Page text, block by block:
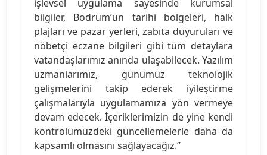
işlevsel uygulama sayesinde kurumsal
bilgiler, Bodrum’un tarihi bölgeleri, halk
plajları ve pazar yerleri, zabıta duyuruları ve
nöbetçi eczane bilgileri gibi tüm detaylara
vatandaşlarımız anında ulaşabilecek. Yazılım
uzmanlarımız, günümüz teknolojik
gelişmelerini takip ederek iyileştirme
çalışmalarıyla uygulamamıza yön vermeye
devam edecek. İçeriklerimizin de yine kendi
kontrolümüzdeki güncellemelerle daha da
kapsamlı olmasını sağlayacağız.”